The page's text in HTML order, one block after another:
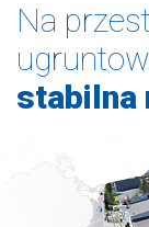
Na
stabilna